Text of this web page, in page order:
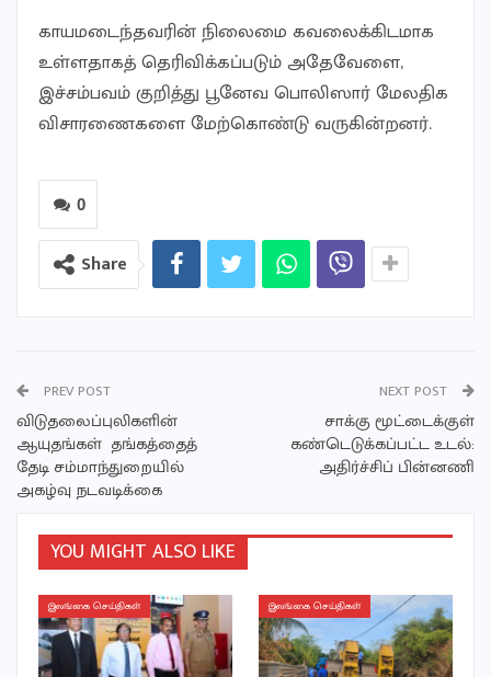
காயமடைந்தவரின் நிலைமை கவலைக்கிடமாக
உள்ளதாகத் தெரிவிக்கப்படும் அதேவேளை,
இச்சம்பவம் குறித்து பூனேவ பொலிஸார் மேலதிக
விசாரணைகளை மேற்கொண்டு வருகின்றனர்.
0
Share
PREV POST
விடுதலைப்புலிகளின்
ஆயுதங்கள் தங்கத்தைத்
தேடி சம்மாந்துறையில்
அகழ்வு நடவடிக்கை
NEXT POST
சாக்கு மூட்டைக்குள்
கண்டெடுக்கப்பட்ட உடல்:
அதிர்ச்சிப் பின்னணி
YOU MIGHT ALSO LIKE
இலங்கை செய்திகள் இலங்கை செய்திகள்